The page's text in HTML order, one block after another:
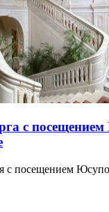
с
c посещением